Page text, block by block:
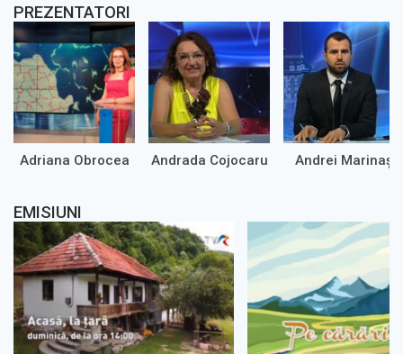
PREZENTATORI
Adriana Obrocea Andrada Cojocaru Andrei Marinaș
EMISIUNI